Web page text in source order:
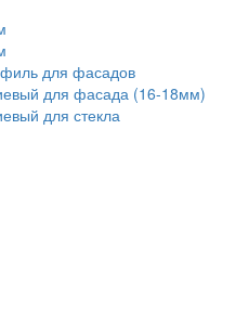
для фасадов
для фасада (16-18мм)
для стекла